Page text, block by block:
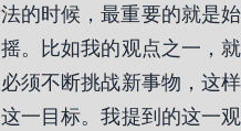
的时候，最重要的就是始
。比如我的观点之一，就
须不断挑战新事物，这样
一目标。我提到的这一观